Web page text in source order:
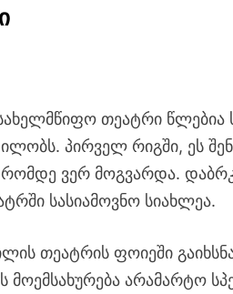
თეატრი წლებია
პირველ რიგში, ეს
ვერ მოგვარდა.
სასიამოვნო სიახლეა.
თეატრის ფოიეში
არამარტო